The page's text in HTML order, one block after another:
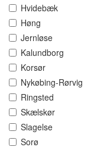
Hvidebæk
Høng
Jernløse
Kalundborg
Korsør
Nykøbing-Rørvig
Ringsted
Skælskør
Slagelse
Sorø